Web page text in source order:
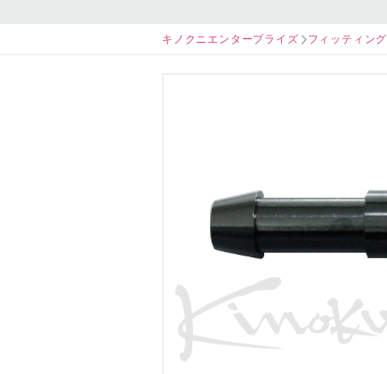
キノクニエンタープライズ フィッティン